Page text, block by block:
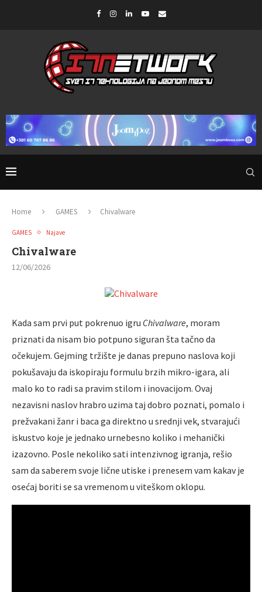
Home GAMES Chivalware
GAMES Najave
Chivalware
12/06/2026
Kada sam prvi put pokrenuo igru Chivalware, moram
priznati da nisam bio potpuno siguran šta tačno da
očekujem. Gejming tržište je danas prepuno naslova koji
pokušavaju da iskopiraju formulu brzih mikro-igara, ali
malo ko to radi sa pravim stilom i inovacijom. Ovaj
nezavisni naslov hrabro uzima taj dobro poznati, pomalo i
prežvakani žanr i baca ga direktno u srednji vek, stvarajući
iskustvo koje je jednako urnebesno koliko i mehanički
izazovno. Posle nekoliko sati intenzivnog igranja, rešio
sam da saberem svoje lične utiske i prenesem vam kakav je
osećaj boriti se sa vremenom u viteškom oklopu.